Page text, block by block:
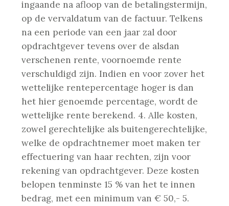
ingaande na afloop van de betalingstermijn,
op de vervaldatum van de factuur. Telkens
na een periode van een jaar zal door
opdrachtgever tevens over de alsdan
verschenen rente, voornoemde rente
verschuldigd zijn. Indien en voor zover het
wettelijke rentepercentage hoger is dan
het hier genoemde percentage, wordt de
wettelijke rente berekend. 4. Alle kosten,
zowel gerechtelijke als buitengerechtelijke,
welke de opdrachtnemer moet maken ter
effectuering van haar rechten, zijn voor
rekening van opdrachtgever. Deze kosten
belopen tenminste 15 % van het te innen
bedrag, met een minimum van € 50,- 5.